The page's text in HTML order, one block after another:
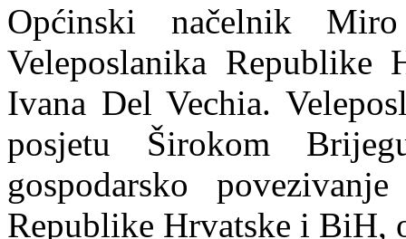
Općinski načelnik
Veleposlanika
Ivana Del Vechia.
posjetu Širokom
gospodarsko
Republike Hrvatske i BiH,